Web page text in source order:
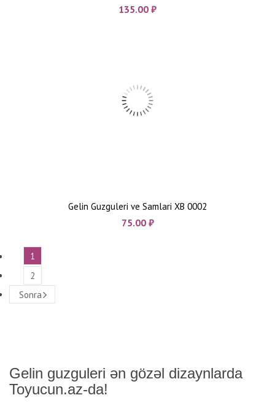
135.00 ₼
Gelin Guzguleri ve Samlari XB 0002
75.00 ₼
1
2
Sonra
Gelin guzguleri ən gözəl dizaynlarda
Toyucun.az-da!